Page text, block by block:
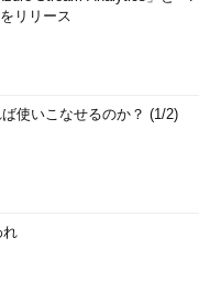
リリース
ば使いこなせるのか？ (1/2)